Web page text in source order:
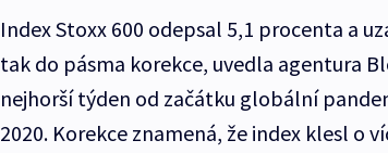
Index Stoxx 600 odepsal 5,1 procenta a
tak do pásma korekce, uvedla agentura
nejhorší týden od začátku globální
2020. Korekce znamená, že index klesl o